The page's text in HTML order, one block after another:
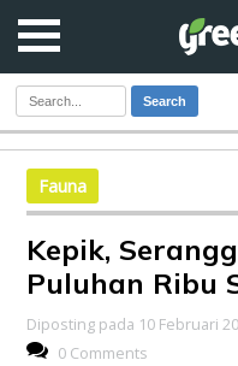
Search
Fauna
Kepik,
Puluhan Ribu
Diposting pada 10 Februari
0 Comments